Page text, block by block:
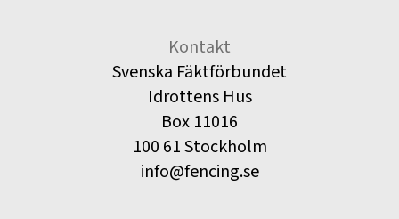
Kontakt
Svenska Fäktförbundet
Idrottens Hus
Box 11016
100 61 Stockholm
info@fencing.se